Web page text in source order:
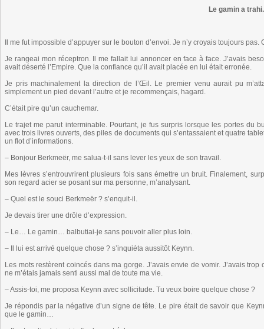
Le gamin a trahi.
Il me fut impossible d’appuyer sur le bouton d’envoi. Je n’y croyais toujours
Je rangeai mon réceptron. Il me fallait lui annoncer en face à face. J’avais
avait déserté l’Empire. Que la confiance qu’il avait placée en lui était erronée.
Je pris machinalement la direction de l’Œil. Le premier venu aurait pu
simplement un pied devant l’autre et je recommençais, hagard.
C’était pire qu’un cauchemar.
Le trajet me parut interminable. Pourtant, je fus surpris lorsque les portes du
avec trois livres ouverts, des piles de documents qui s’entassaient et quatre
un flot d’informations.
– Bonjour Berkmeër, me salua-t-il sans lever les yeux de son travail.
Mes lèvres s’entrouvrirent plusieurs fois sans émettre un bruit. Finalement,
son regard acier se posant sur ma personne, m’analysant.
– Quel est le souci Berkmeër ? s’enquit-il.
Je devais tirer une drôle d’expression.
– Le… Le gamin… balbutiai-je sans pouvoir aller plus loin.
– Il lui est arrivé quelque chose ? s’inquiéta aussitôt Keynn.
Les mots restèrent coincés dans ma gorge. J’avais envie de vomir. J’avais
ne m’étais jamais senti aussi mal de toute ma vie.
– Assis-toi, me proposa Keynn avec sollicitude. Tu veux boire quelque chose ?
Je répondis par la négative d’un signe de tête. Le pire était de savoir que
que le gamin…